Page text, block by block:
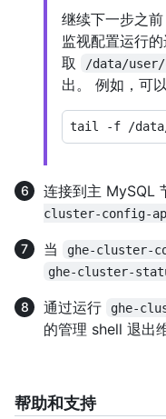
继续下一步之
监视配置运行
取
/data/user/
出。 例如，可
连接到主 MySQL
cluster-config-
当
ghe-cluster-
ghe-cluster-
通过运行
ghe-
的管理 shell 退出
帮助和支持